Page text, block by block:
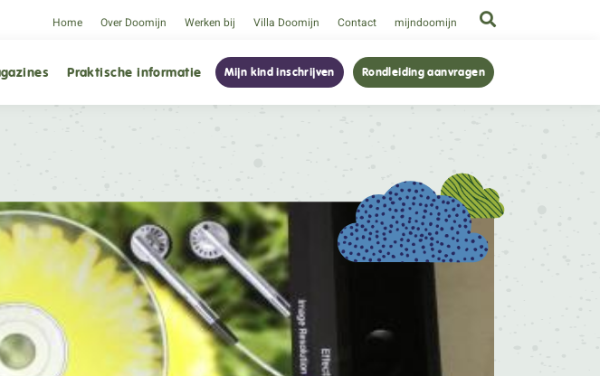
Home Over Doomijn Werken bij Villa Doomijn Contact mijndoomijn
Praktische informatie Mijn kind inschrijven Rondleiding aanvragen